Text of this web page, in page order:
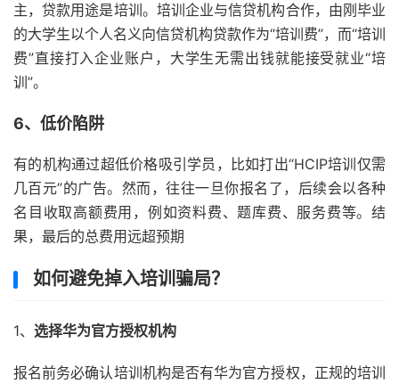
主，贷款用途是培训。培训企业与信贷机构合作，由刚毕业
的大学生以个人名义向信贷机构贷款作为“培训费”，而“培训
费”直接打入企业账户，大学生无需出钱就能接受就业“培
训”。
6、 低价陷阱
有的机构通过超低价格吸引学员，比如打出“HCIP培训仅需
几百元”的广告。然而，往往一旦你报名了，后续会以各种
名目收取高额费用，例如资料费、题库费、服务费等。结
果，最后的总费用远超预期
如何避免掉入培训骗局？
1、 选择华为官方授权机构
报名前务必确认培训机构是否有华为官方授权，正规的培训